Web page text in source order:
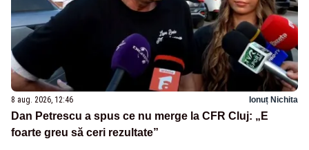
8 aug. 2026, 12:46 Ionuț Nichita
Dan Petrescu a spus ce nu merge la CFR Cluj: „E
foarte greu să ceri rezultate”